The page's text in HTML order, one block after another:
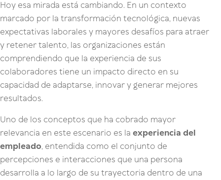
Hoy esa mirada está cambiando. En un contexto
marcado por la transformación tecnológica, nuevas
expectativas laborales y mayores desafíos para atraer
y retener talento, las organizaciones están
comprendiendo que la experiencia de sus
colaboradores tiene un impacto directo en su
capacidad de adaptarse, innovar y generar mejores
resultados.
Uno de los conceptos que ha cobrado mayor
relevancia en este escenario es la experiencia del
empleado, entendida como el conjunto de
percepciones e interacciones que una persona
desarrolla a lo largo de su trayectoria dentro de una